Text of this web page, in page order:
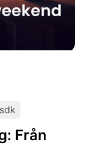
sdk
Från